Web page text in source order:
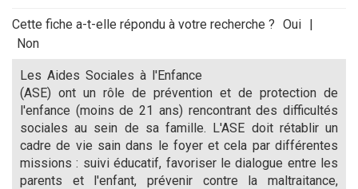
Cette fiche a-t-elle répondu à votre recherche ? Oui |
Non
Les Aides Sociales à l'Enfance
(ASE) ont un rôle de prévention et de protection de
l'enfance (moins de 21 ans) rencontrant des difficultés
sociales au sein de sa famille. L'ASE doit rétablir un
cadre de vie sain dans le foyer et cela par différentes
missions : suivi éducatif, favoriser le dialogue entre les
parents et l'enfant, prévenir contre la maltraitance,